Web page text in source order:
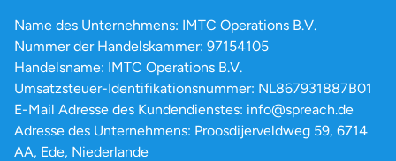
Name des Unternehmens: IMTC Operations B.V.
Nummer der Handelskammer: 97154105
Handelsname: IMTC Operations B.V.
Umsatzsteuer-Identifikationsnummer: NL867931887B01
E-Mail Adresse des Kundendienstes: info@spreach.de
Adresse des Unternehmens: Proosdijerveldweg 59, 6714
AA, Ede, Niederlande